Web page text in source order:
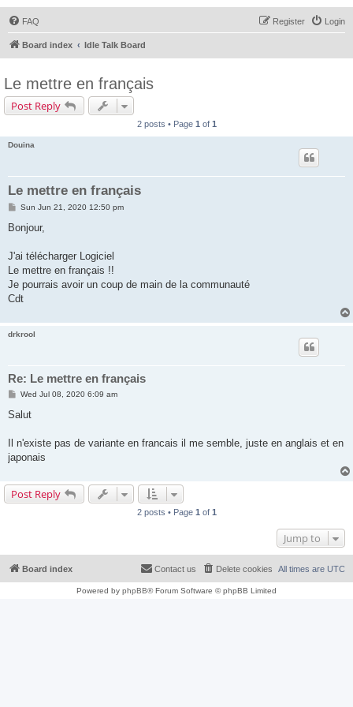
FAQ Login
Register
Board index Idle Talk Board
Le mettre en français
Post Reply
2 posts • Page 1 of 1
Douina
Le mettre en français
P
s
Sun Jun 21, 2020 12:50 pm
Bonjour,
J'ai télécharger Logiciel
Le mettre en français !!
Je pourrais avoir un coup de main de la communauté
Cdt
drkrool
Re: Le mettre en français
P
s
Wed Jul 08, 2020 6:09 am
Salut
Il n'existe pas de variante en francais il me semble, juste en anglais et en
japonais
Post Reply
2 posts • Page 1 of 1
Jump to
Board index All times are UTC
Delete cookies
Contact us
Powered by phpBB® Forum Software © phpBB Limited